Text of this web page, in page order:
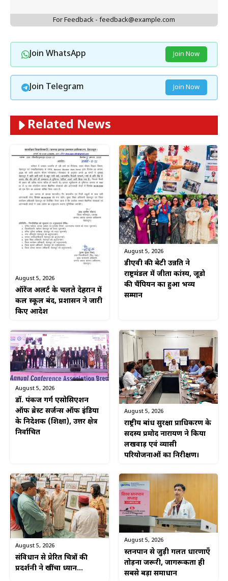
For Feedback - feedback@example.com
Join WhatsApp Join Now
Join Telegram Join Now
Related News
August 5, 2026
ऑरेंज अलर्ट के चलते देहरादून में
कल स्कूल बंद, प्रशासन ने जारी
किए आदेश
August 5, 2026
डीएवी की बेटी उन्नति ने
राष्ट्रमंडल में जीता कांस्य, जूडो
की चैंपियन का हुआ भव्य
सम्मान
August 5, 2026
डॉ. पंकज गर्ग एसोसिएशन
ऑफ ब्रेस्ट सर्जन्स ऑफ इंडिया
के निदेशक (शिक्षा), उत्तर क्षेत्र
निर्वाचित
August 5, 2026
राष्ट्रीय बांध सुरक्षा प्राधिकरण के
सदस्य प्रमोद नारायण ने किया
लखवाड़ एवं व्यासी
परियोजनाओं का निरीक्षण।
August 5, 2026
संविधान से प्रेरित चित्रों की
प्रदर्शनी ने खींचा ध्यान…
August 5, 2026
स्तनपान से जुड़ी गलत धारणाएँ
तोड़ना जरूरी, जागरूकता ही
सबसे बड़ा समाधान